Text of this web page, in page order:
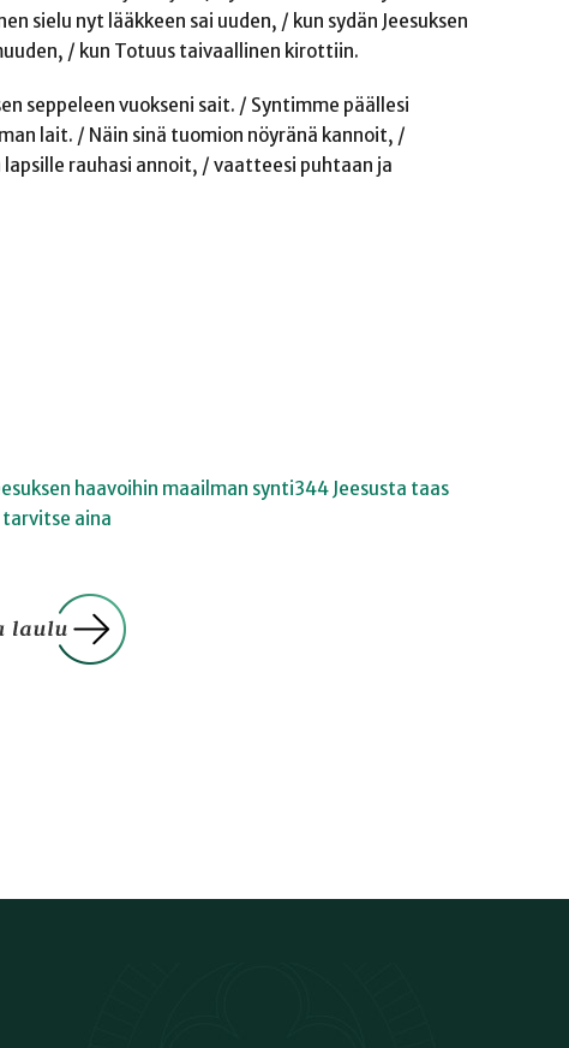
sielu nyt lääkkeen sai uuden, / kun sydän Jeesuksen
/ kun Totuus taivaallinen kirottiin.
seppeleen vuokseni sait. / Syntimme päällesi
lait. / Näin sinä tuomion nöyränä kannoit, /
rauhasi annoit, / vaatteesi puhtaan ja
haavoihin maailman synti344 Jeesusta taas
aina